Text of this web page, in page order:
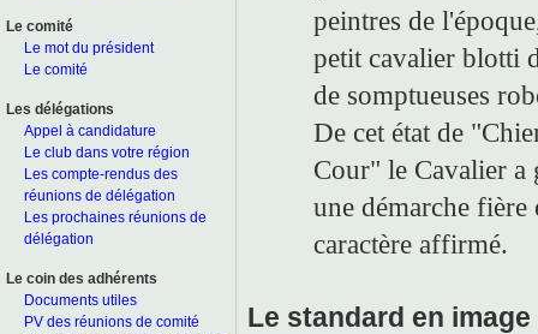
Le comité
Le mot du président
Le comité
Les délégations
Appel à candidature
Le club dans votre région
Les compte-rendus des
réunions de délégation
Les prochaines réunions de
délégation
Le coin des adhérents
Documents utiles
PV des réunions de comité
peintres de
petit cavalier blotti
de somptueuses
De cet état de
Cour" le Cavalier a
une démarche fière
caractère affirmé.
Le standard en image